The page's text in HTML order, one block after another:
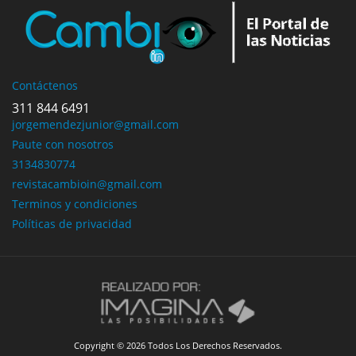
Contáctenos
311 844 6491
jorgemendezjunior@gmail.com
Paute con nosotros
3134830774
revistacambioin@gmail.com
Terminos y condiciones
Políticas de privacidad
Copyright © 2026 Todos Los Derechos Reservados.